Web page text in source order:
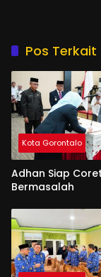
Pos Terkait
Kota Gorontalo
Adhan Siap
Bermasalah